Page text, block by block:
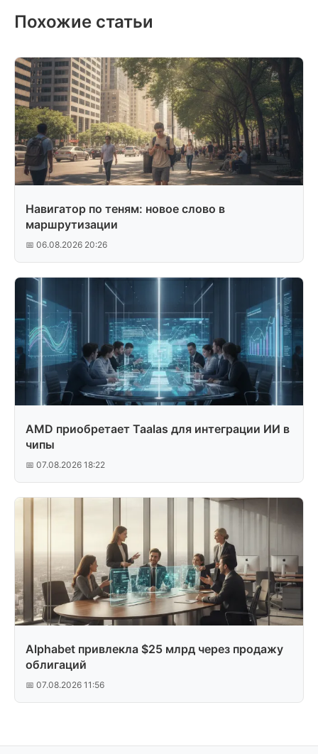
Похожие статьи
Навигатор по теням: новое слово в
маршрутизации
📅 06.08.2026 20:26
AMD приобретает Taalas для интеграции ИИ в
чипы
📅 07.08.2026 18:22
Alphabet привлекла $25 млрд через продажу
облигаций
📅 07.08.2026 11:56